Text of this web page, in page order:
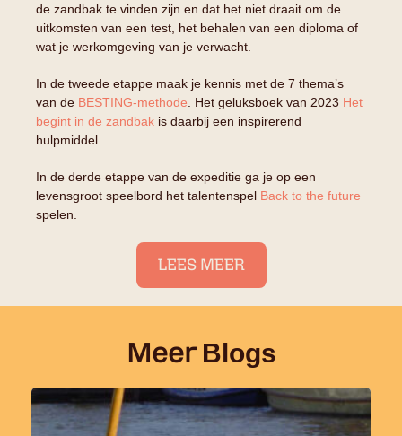
de zandbak te vinden zijn en dat het niet draait om de
uitkomsten van een test, het behalen van een diploma of
wat je werkomgeving van je verwacht.
In de tweede etappe maak je kennis met de 7 thema’s
van de BESTING-methode . Het geluksboek van 2023 Het
begint in de zandbak is daarbij een inspirerend
hulpmiddel.
In de derde etappe van de expeditie ga je op een
levensgroot speelbord het talentenspel Back to the future
spelen.
LEES MEER
Meer Blogs